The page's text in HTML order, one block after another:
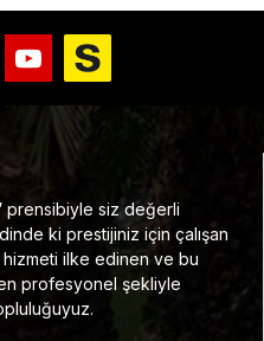
prensibiyle siz değerli
ki prestijiniz için çalışan
hizmeti ilke edinen ve bu
profesyonel şekliyle